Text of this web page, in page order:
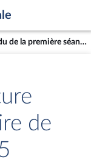
Compte rendu de la première séance du mercredi 12 mars 2025
de